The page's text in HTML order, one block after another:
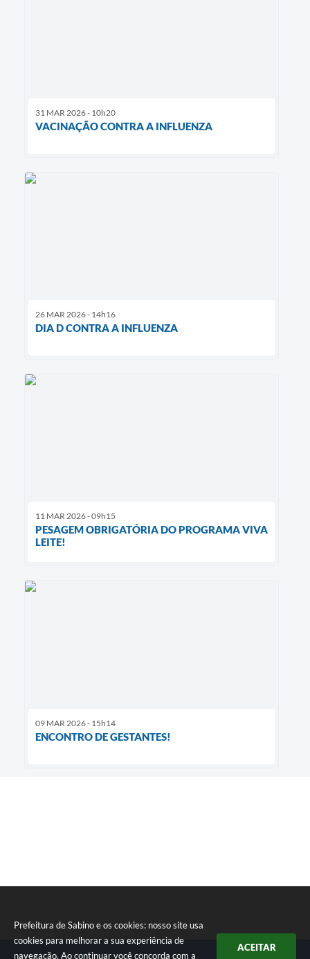
Prefeitura de Sabino e os cookies: nosso site usa
cookies para melhorar a sua experiência de
navegação. Ao continuar você concorda com a
ACEITAR
31 MAR 2026 - 10h20
VACINAÇÃO CONTRA A INFLUENZA
26 MAR 2026 - 14h16
DIA D CONTRA A INFLUENZA
11 MAR 2026 - 09h15
PESAGEM OBRIGATÓRIA DO PROGRAMA VIVA
LEITE!
09 MAR 2026 - 15h14
ENCONTRO DE GESTANTES!